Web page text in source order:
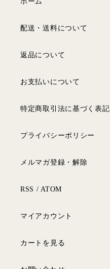
配送・送料について
返品について
お支払いについて
特定商取引法に基づく表記
プライバシーポリシー
メルマガ登録・解除
RSS / ATOM
マイアカウント
カートを見る